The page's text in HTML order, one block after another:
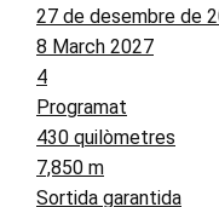
27 de desembre de
8 March 2027
4
Programat
430 quilòmetres
7,850 m
Sortida garantida